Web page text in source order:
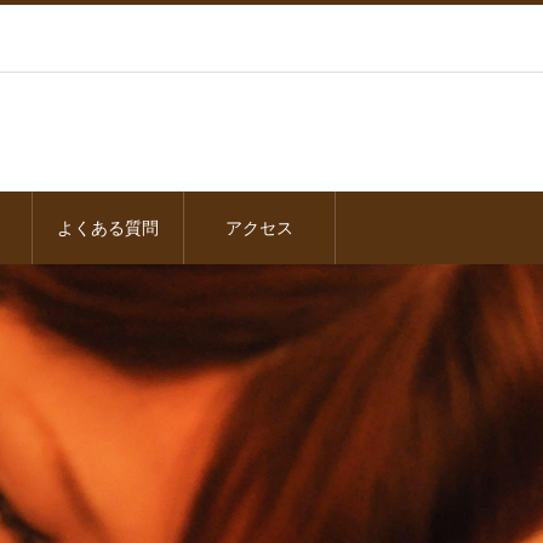
よくある質問 アクセス